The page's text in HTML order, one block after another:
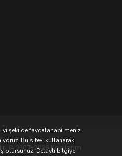
© 2007-2026 Kobilerim
iyi şekilde faydalanabilmeniz
Bu siteyi kullanarak
olursunuz. Detaylı bilgiye